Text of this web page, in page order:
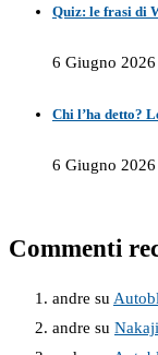
Quiz: le frasi di
6 Giugno 2026
Chi l’ha detto?
6 Giugno 2026
Commenti
andre su
andre su